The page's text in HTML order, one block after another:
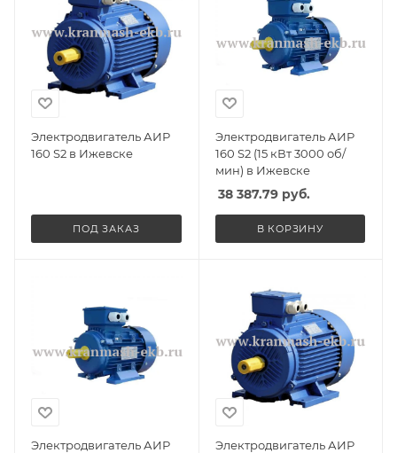
Электродвигатель АИР
160 S2 в Ижевске
ПОД ЗАКАЗ
Электродвигатель АИР
160 S2 (15 кВт 3000 об/
мин) в Ижевске
38 387.79руб.
В КОРЗИНУ
Электродвигатель АИР
Электродвигатель АИР